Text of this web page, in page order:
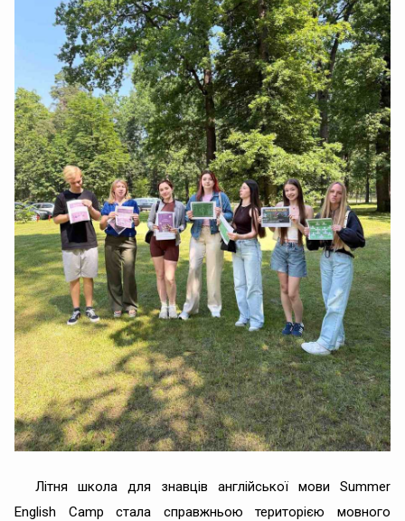
Літня школа для знавців англійської мови Summer
English Camp стала справжньою територією мовного